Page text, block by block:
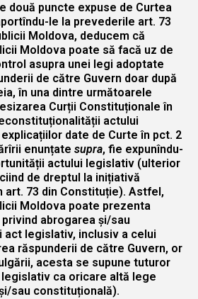
două puncte expuse de Curtea
le la prevederile art. 73
Moldova, deducem că
Moldova poate să facă uz de
asupra unei legi adoptate
de către Guvern doar după
în una dintre următoarele
Curții Constituționale în
actului
date de Curte în pct. 2
enunțate supra, fie expunîndu-
actului legislativ (ulterior
de dreptul la inițiativă
73 din Constituție). Astfel,
Moldova poate prezenta
abrogarea și/sau
act legislativ, inclusiv a celui
răspunderii de către Guvern, or
acesta se supune tuturor
ca oricare altă lege
sau constituțională).